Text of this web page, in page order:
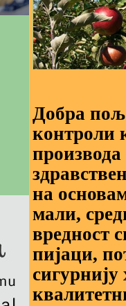
Добра
контроли
на
мали,
вредност
пијаци,